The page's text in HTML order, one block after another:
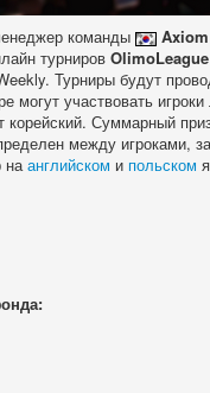
команды
турниров OlimoLeague
Турниры будут
могут участвовать
Суммарный
между игроками,
наанглийском и польском